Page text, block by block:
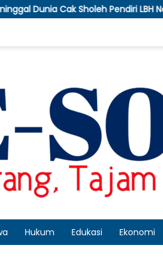
Pendiri LBH No Viral No Justice
Hukum Edukasi Ekonomi